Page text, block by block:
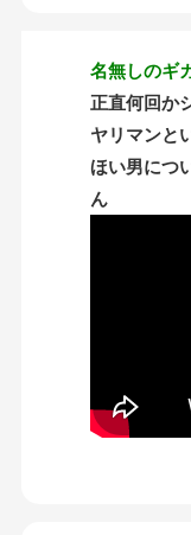
名無しのギ
正直何回か
ヤリマンと
ほい男につ
ん